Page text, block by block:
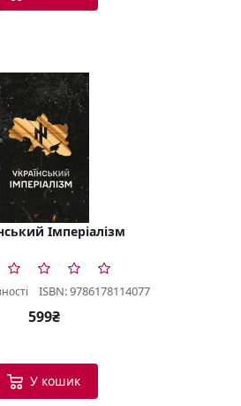
Імперіалізм
ISBN: 9786178114077
599₴
У кошик